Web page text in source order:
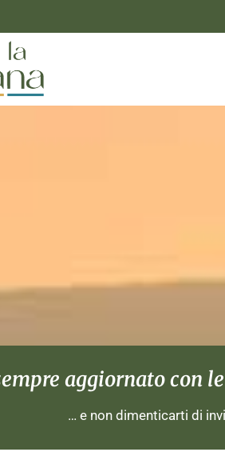
aggiornato con
… e non dimenticarti di